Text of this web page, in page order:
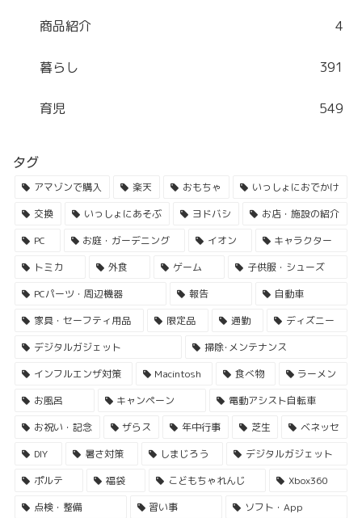
商品紹介 4
暮らし 391
育児 549
タグ
アマゾンで購入 楽天 おもちゃ
いっしょにおでかけ
交換
いっしょにあそぶ ヨドバシ
お店・施設の紹介
PC
お庭・ガーデニング イオン
キャラクター
トミカ
外食 ゲーム
子供服・シューズ
PCパーツ・周辺機器
報告
自動車
家具・セーフティ用品
限定品 通勤
ディズニー
デジタルガジェット
掃除･メンテナンス
インフルエンザ対策
Macintosh 食べ物
ラーメン
お風呂
キャンペーン
電動アシスト自転車
お祝い・記念
ザらス 年中行事 芝生
ベネッセ
DIY
暑さ対策 しまじろう
デジタルガジェット
ポルテ
福袋 こどもちゃれんじ
Xbox360
点検・整備
習い事
ソフト・App